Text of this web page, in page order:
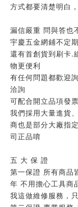
方式都要清楚明白
漏信嚴重 問與答也
宇慶五金網鋪不定
還有首創貨到刷卡.
物更便利
有任何問題都歡迎
洽詢
可配合開立品項發
我們採用大量進貨
商也是部分大廠指
司正品唷
五 大 保 證
第一保證 所有商品
年 不用擔心工具商
我這做維修服務，